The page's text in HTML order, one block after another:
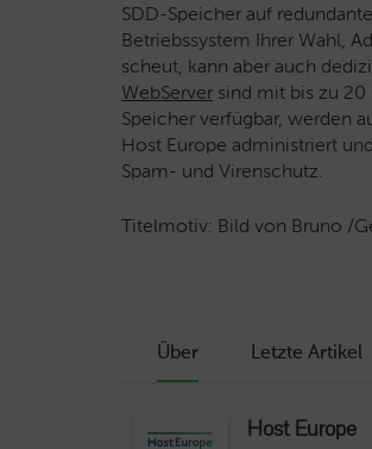
SDD-Speicher auf
Betriebssystem Ihrer Wahl,
scheut, kann aber auch
WebServer sind mit bis zu 20
Speicher verfügbar, werden
Host Europe administriert
Spam- und Virenschutz.
Titelmotiv: Bild von Bruno /
Über Letzte Artikel
Host Europe